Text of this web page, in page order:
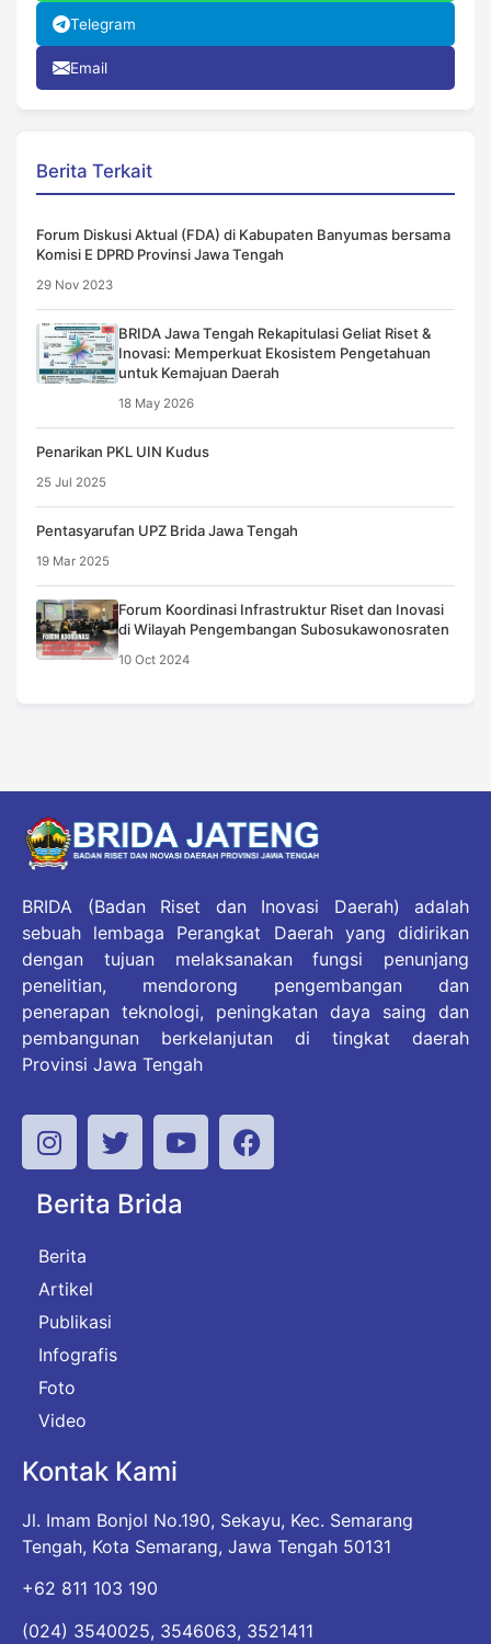
Telegram
Email
Berita Terkait
Forum Diskusi Aktual (FDA) di Kabupaten Banyumas bersama
Komisi E DPRD Provinsi Jawa Tengah
29 Nov 2023
BRIDA Jawa Tengah Rekapitulasi Geliat Riset &
Inovasi: Memperkuat Ekosistem Pengetahuan
untuk Kemajuan Daerah
18 May 2026
Penarikan PKL UIN Kudus
25 Jul 2025
Pentasyarufan UPZ Brida Jawa Tengah
19 Mar 2025
Forum Koordinasi Infrastruktur Riset dan Inovasi
di Wilayah Pengembangan Subosukawonosraten
10 Oct 2024
BRIDA (Badan Riset dan Inovasi Daerah) adalah
sebuah lembaga Perangkat Daerah yang didirikan
dengan tujuan melaksanakan fungsi penunjang
penelitian, mendorong pengembangan dan
penerapan teknologi, peningkatan daya saing dan
pembangunan berkelanjutan di tingkat daerah
Provinsi Jawa Tengah
Berita Brida
Berita
Artikel
Publikasi
Infografis
Foto
Video
Kontak Kami
Jl. Imam Bonjol No.190, Sekayu, Kec. Semarang
Tengah, Kota Semarang, Jawa Tengah 50131
+62 811 103 190
(024) 3540025, 3546063, 3521411